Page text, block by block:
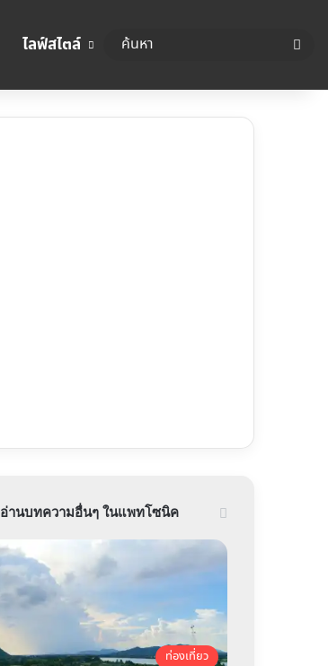
ไลฟ์สไตล์ ค้นห
อ่านบทความอื่นๆ ในแพทโซนิค
ท่องเที่ยว